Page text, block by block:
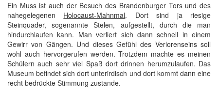
Ein Muss ist auch der Besuch des Brandenburger Tors und des
nahegelegenen Holocaust-Mahnmal. Dort sind ja riesige
Steinquader, sogenannte Stelen, aufgestellt, durch die man
hindurchlaufen kann. Man verliert sich dann schnell in einem
Gewirr von Gängen. Und dieses Gefühl des Verlorenseins soll
wohl auch hervorgerufen werden. Trotzdem machte es meinen
Schülern auch sehr viel Spaß dort drinnen herumzulaufen. Das
Museum befindet sich dort unterirdisch und dort kommt dann eine
recht bedrückte Stimmung zustande.